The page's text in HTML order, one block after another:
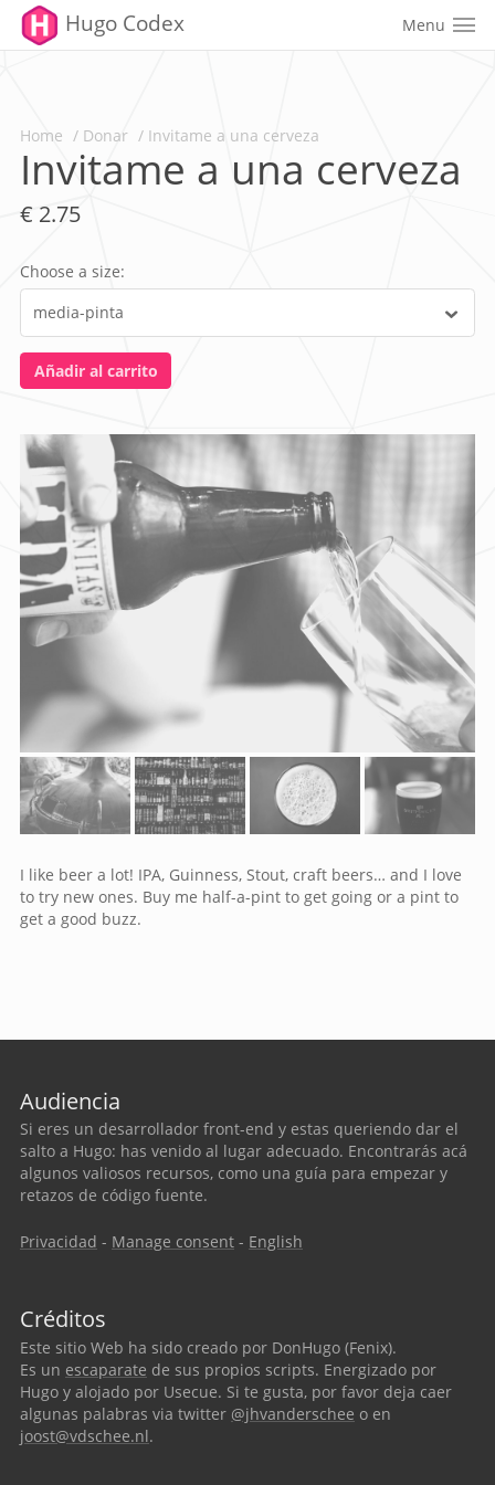
Hugo Codex Menu
Home Donar Invitame a una cerveza
Invitame a una cerveza
€ 2.75
Choose a size:
I like beer a lot! IPA, Guinness, Stout, craft beers… and I love
to try new ones. Buy me half-a-pint to get going or a pint to
get a good buzz.
Audiencia
Si eres un desarrollador front-end y estas queriendo dar el
salto a Hugo: has venido al lugar adecuado. Encontrarás acá
algunos valiosos recursos, como una guía para empezar y
retazos de código fuente.
Privacidad - Manage consent - English
Créditos
Este sitio Web ha sido creado por DonHugo (Fenix).
Es un escaparate de sus propios scripts. Energizado por
Hugo y alojado por Usecue. Si te gusta, por favor deja caer
algunas palabras via twitter @jhvanderschee o en
joost@vdschee.nl.